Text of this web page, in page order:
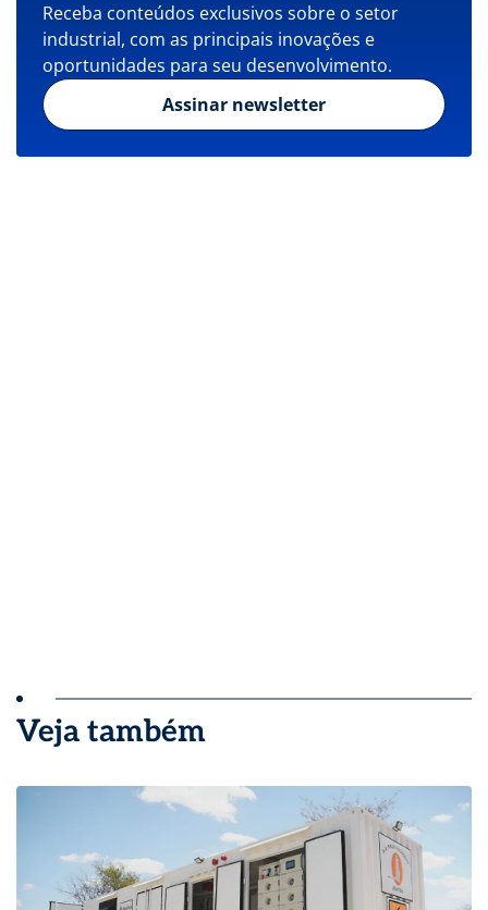
Receba conteúdos exclusivos sobre o setor
industrial, com as principais inovações e
oportunidades para seu desenvolvimento.
Assinar newsletter
Veja também